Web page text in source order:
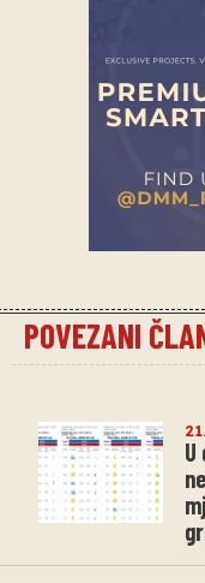
POVEZANI